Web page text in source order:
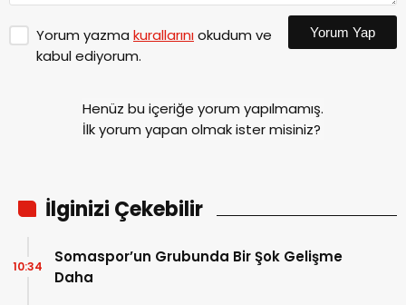
Yorum yazma kurallarınıokudum ve
kabul ediyorum.
Yorum Yap
Henüz bu içeriğe yorum yapılmamış.
İlk yorum yapan olmak ister misiniz?
İlginizi Çekebilir
Somaspor’un Grubunda Bir Şok Gelişme
Daha
10:34